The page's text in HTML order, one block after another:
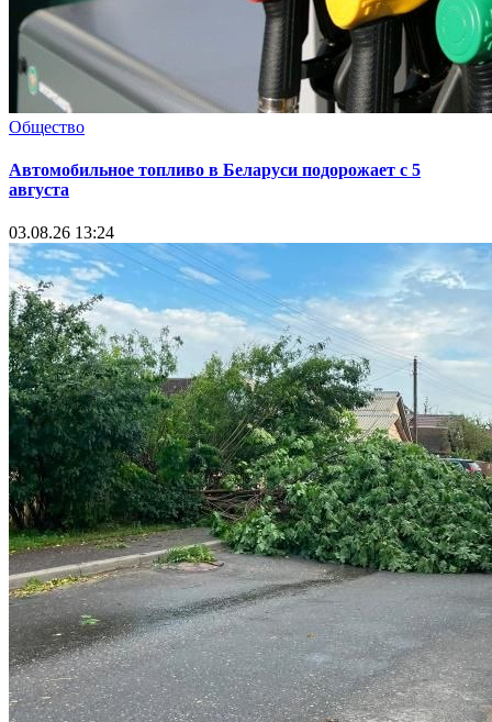
Общество
Автомобильное топливо в Беларуси подорожает с 5
августа
03.08.26 13:24